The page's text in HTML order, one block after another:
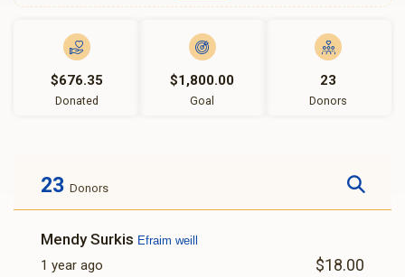
$676.35
Donated
$1,800.00
Goal
23
Donors
23 Donors
Mendy Surkis Efraim weill
1 year ago $18.00